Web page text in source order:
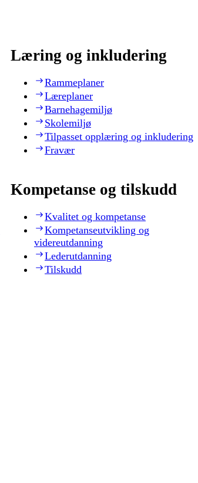
Læring og inkludering
Rammeplaner
Læreplaner
Barnehagemiljø
Skolemiljø
Tilpasset opplæring og inkludering
Fravær
Kompetanse og tilskudd
Kvalitet og kompetanse
Kompetanseutvikling og
videreutdanning
Lederutdanning
Tilskudd